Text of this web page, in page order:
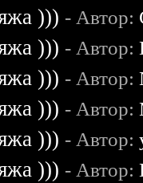
))) - Автор:
))) - Автор:
))) - Автор:
))) - Автор:
))) - Автор:
))) - Автор: